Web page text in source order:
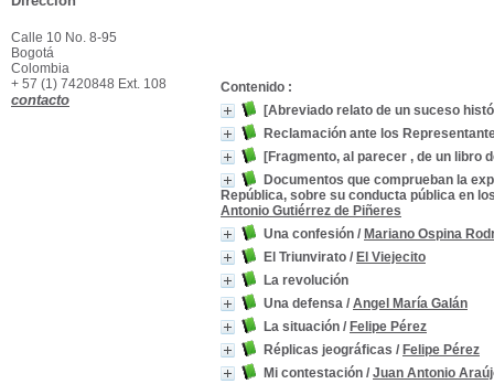
Contenido :
[Abreviado relato de un suceso
Reclamación ante los
[Fragmento, al parecer , de un libro
Documentos que comprueban la
República, sobre su conducta pública en
Antonio Gutiérrez de Piñeres
Una confesión / Mariano Ospina
El Triunvirato / El Viejecito
La revolución
Una defensa / Angel María Galán
La situación / Felipe Pérez
Réplicas jeográficas / Felipe Pérez
Mi contestación / Juan Antonio
Calle 10 No. 8-95
Bogotá
Colombia
+ 57 (1) 7420848 Ext. 108
contacto